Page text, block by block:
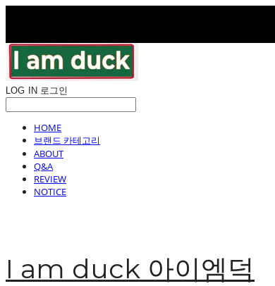
LOG IN 로그인
HOME
브랜드 카테고리
ABOUT
Q&A
REVIEW
NOTICE
I am duck 아이엠덕